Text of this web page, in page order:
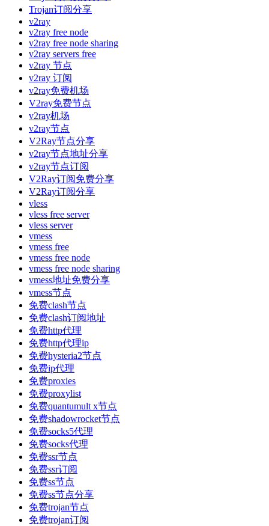
Trojan订阅分享
v2ray
v2ray free node
v2ray free node sharing
v2ray servers free
v2ray 节点
v2ray 订阅
v2ray免费机场
V2ray免费节点
v2ray机场
v2ray节点
V2Ray节点分享
v2ray节点地址分享
v2ray节点订阅
V2Ray订阅免费分享
V2Ray订阅分享
vless
vless free server
vless server
vmess
vmess free
vmess free node
vmess free node sharing
vmess地址免费分享
vmess节点
免费clash节点
免费clash订阅地址
免费http代理
免费http代理ip
免费hysteria2节点
免费ip代理
免费proxies
免费proxylist
免费quantumult x节点
免费shadowrocket节点
免费socks5代理
免费socks代理
免费ssr节点
免费ssr订阅
免费ss节点
免费ss节点分享
免费trojan节点
免费trojan订阅